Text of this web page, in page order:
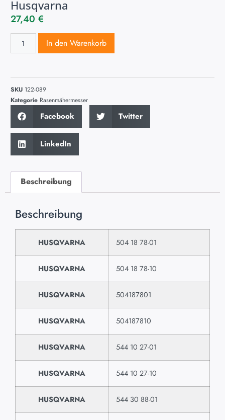
Husqvarna
27,40 €
In den Warenkorb
SKU 122-089
Kategorie Rasenmähermesser
Facebook Twitter
LinkedIn
Beschreibung
Beschreibung
HUSQVARNA 504 18 78-01
HUSQVARNA 504 18 78-10
HUSQVARNA 504187801
HUSQVARNA 504187810
HUSQVARNA 544 10 27-01
HUSQVARNA 544 10 27-10
HUSQVARNA 544 30 88-01